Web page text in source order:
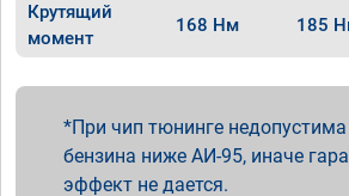
Крутящий
момент
168 Нм 185
При чип тюнинге недопустима
бензина ниже АИ-95, иначе
эффект не дается.